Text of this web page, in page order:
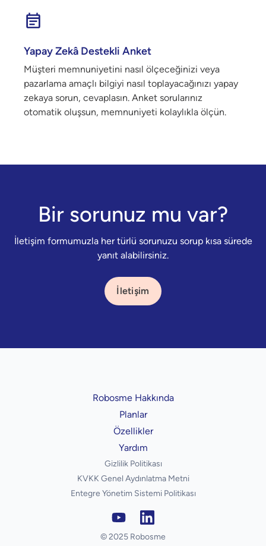
Yapay Zekâ Destekli Anket
Müşteri memnuniyetini nasıl ölçeceğinizi veya
pazarlama amaçlı bilgiyi nasıl toplayacağınızı yapay
zekaya sorun, cevaplasın. Anket sorularınız
otomatik oluşsun, memnuniyeti kolaylıkla ölçün.
Bir sorunuz mu var?
İletişim formumuzla her türlü sorunuzu sorup kısa sürede
yanıt alabilirsiniz.
İletişim
Robosme Hakkında
Planlar
Özellikler
Yardım
Gizlilik Politikası
KVKK Genel Aydınlatma Metni
Entegre Yönetim Sistemi Politikası
© 2025 Robosme